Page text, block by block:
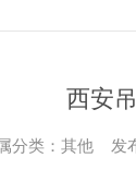
西安
分类：其他 发